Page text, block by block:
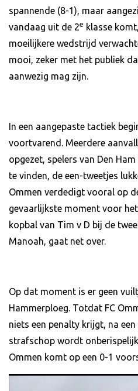
spannende (8-1), maar
vandaag uit de 2e klasse
moeilijkere wedstrijd
mooi, zeker met het publiek
aanwezig mag zijn.
In een aangepaste tactiek
voortvarend. Meerdere
opgezet, spelers van Den
te vinden, de een-tweetjes
Ommen verdedigt vooral op
gevaarlijkste moment voor
kopbal van Tim v D bij de
Manoah, gaat net over.
Op dat moment is er geen
Hammerploeg. Totdat FC
niets een penalty krijgt, na
strafschop wordt
Ommen komt op een 0-1